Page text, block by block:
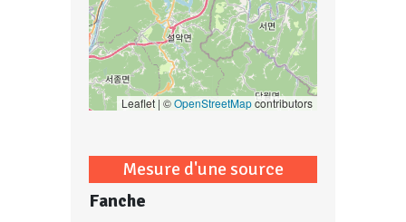
Leaflet | ©OpenStreetMapcontributors
Mesure d'une source
Fanche